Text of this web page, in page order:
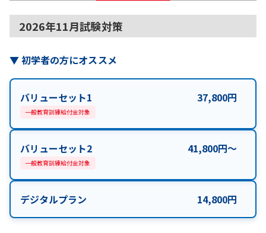
2026年11月試験対策
▼初学者の方にオススメ
バリューセット1 37,800円
一般教育訓練給付金対象
バリューセット2 41,800円〜
一般教育訓練給付金対象
デジタルプラン 14,800円